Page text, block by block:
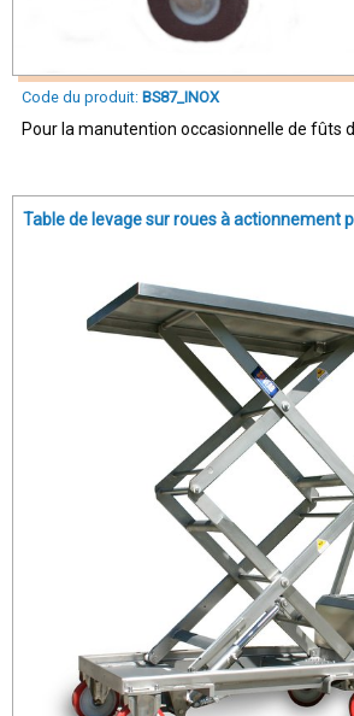
Code du produit: BS87_INOX
Pour la manutention occasionnelle de fûts
Table de levage sur roues à actionnement